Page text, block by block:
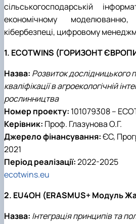
сільськогосподарській
економічному
кібербезпеці, цифровому
1. ECOTWINS (ГОРИЗОНТ
Назва: Розвиток дослідницького
кваліфікації в агроекологічній
рослинництва
Номер проекту: 101079308 –
Керівник: Проф. Глазунова О.Г.
Джерело фінансування:ЄС,
2021
Період реалізації:2022-2025
ecotwins.eu
2. EU4OH (ERASMUS+ Модуль
Назва: Інтеграція принципів та